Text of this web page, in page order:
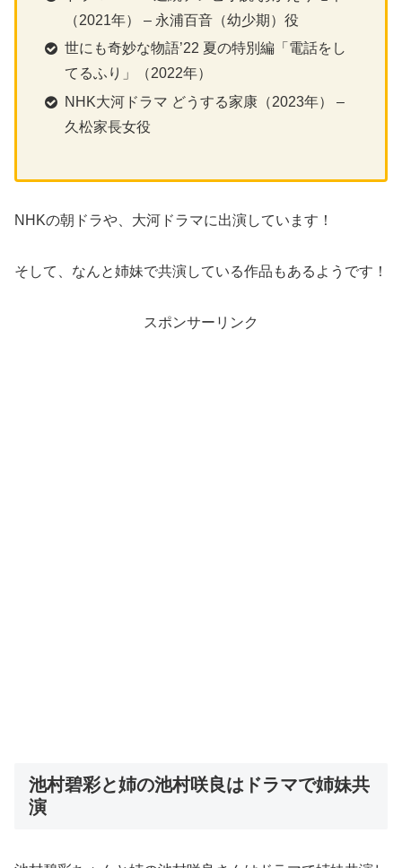
（2021年） – 永浦百音（幼少期）役
世にも奇妙な物語’22 夏の特別編「電話をし
てるふり」（2022年）
NHK大河ドラマ どうする家康（2023年） –
久松家長女役
NHKの朝ドラや、大河ドラマに出演しています！
そして、なんと姉妹で共演している作品もあるようです！
スポンサーリンク
池村碧彩と姉の池村咲良はドラマで姉妹共
演